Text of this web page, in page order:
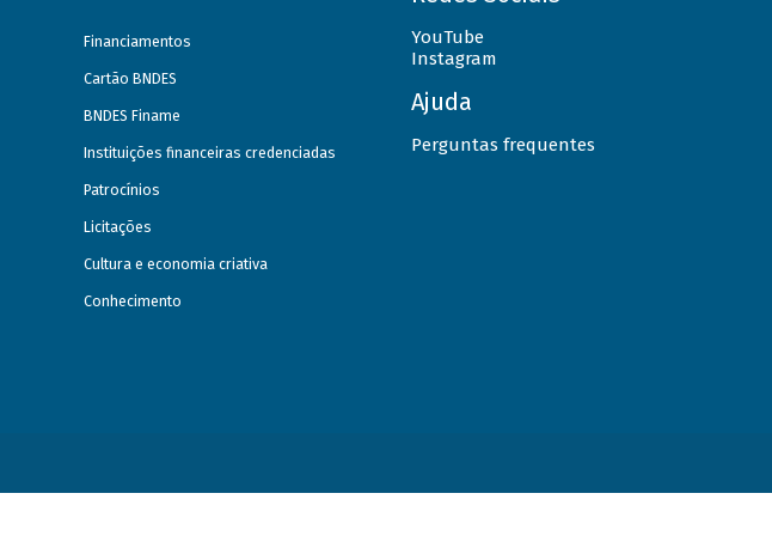
Financiamentos
Cartão BNDES
BNDES Finame
Instituições financeiras credenciadas
Patrocínios
Licitações
Cultura e economia criativa
Conhecimento
YouTube
Instagram
Ajuda
Perguntas frequentes